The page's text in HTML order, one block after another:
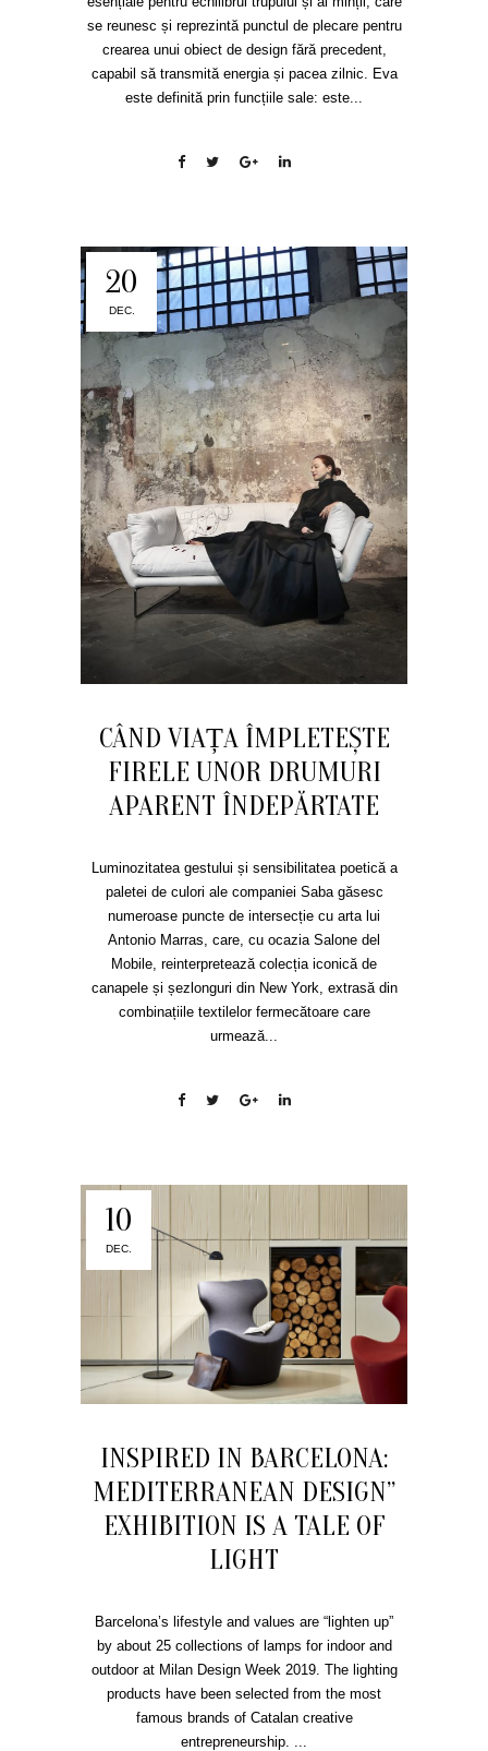
se reunesc și reprezintă punctul de plecare pentru
crearea unui obiect de design fără precedent,
capabil să transmită energia și pacea zilnic. Eva
este definită prin funcțiile sale: este...
20
DEC.
CÂND VIAȚA ÎMPLETEȘTE
FIRELE UNOR DRUMURI
APARENT ÎNDEPĂRTATE
Luminozitatea gestului și sensibilitatea poetică a
paletei de culori ale companiei Saba găsesc
numeroase puncte de intersecție cu arta lui
Antonio Marras, care, cu ocazia Salone del
Mobile, reinterpretează colecția iconică de
canapele și șezlonguri din New York, extrasă din
combinațiile textilelor fermecătoare care
urmează...
10
DEC.
INSPIRED IN BARCELONA:
MEDITERRANEAN DESIGN”
EXHIBITION IS A TALE OF
LIGHT
Barcelona’s lifestyle and values are “lighten up”
by about 25 collections of lamps for indoor and
outdoor at Milan Design Week 2019. The lighting
products have been selected from the most
famous brands of Catalan creative
entrepreneurship. ...